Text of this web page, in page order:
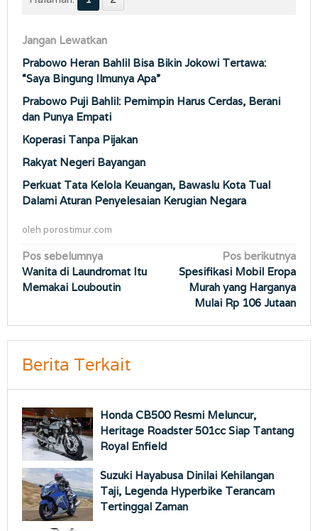
Jangan Lewatkan
Prabowo Heran Bahlil Bisa Bikin Jokowi Tertawa:
“Saya Bingung Ilmunya Apa”
Prabowo Puji Bahlil: Pemimpin Harus Cerdas, Berani
dan Punya Empati
Koperasi Tanpa Pijakan
Rakyat Negeri Bayangan
Perkuat Tata Kelola Keuangan, Bawaslu Kota Tual
Dalami Aturan Penyelesaian Kerugian Negara
oleh porostimur.com
Navigasi
pos
Pos sebelumnya
Wanita di Laundromat Itu
Memakai Louboutin
Pos berikutnya
Spesifikasi Mobil Eropa
Murah yang Harganya
Mulai Rp 106 Jutaan
Berita Terkait
Honda CB500 Resmi Meluncur,
Heritage Roadster 501cc Siap Tantang
Royal Enfield
Suzuki Hayabusa Dinilai Kehilangan
Taji, Legenda Hyperbike Terancam
Tertinggal Zaman